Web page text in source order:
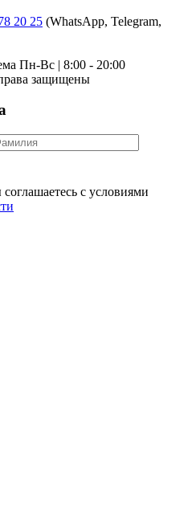
20 25 (WhatsApp, Telegram,
Пн-Вс | 8:00 - 20:00
защищены
с условиями